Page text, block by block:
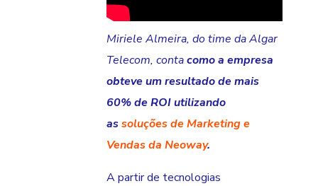
Miriele Almeira, do time da Algar
Telecom, contacomo a empresa
obteve um resultado de mais
60% de ROI utilizando
assoluções de Marketing e
Vendas da Neoway.
A partir de tecnologias